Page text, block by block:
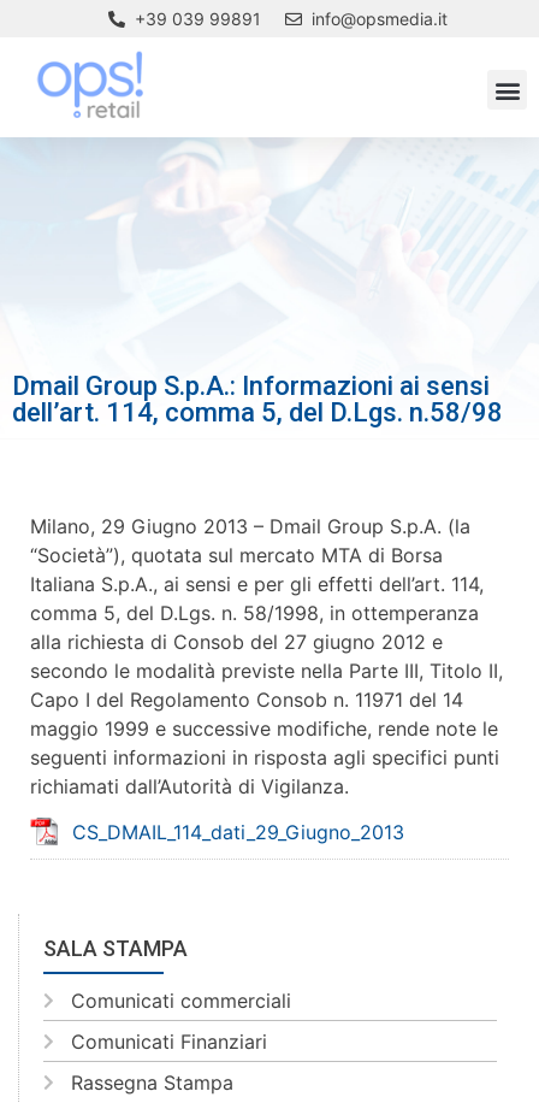
+39 039 99891 info@opsmedia.it
Dmail Group S.p.A.: Informazioni ai sensi
dell’art. 114, comma 5, del D.Lgs. n.58/98
Milano, 29 Giugno 2013 – Dmail Group S.p.A. (la
“Società”), quotata sul mercato MTA di Borsa
Italiana S.p.A., ai sensi e per gli effetti dell’art. 114,
comma 5, del D.Lgs. n. 58/1998, in ottemperanza
alla richiesta di Consob del 27 giugno 2012 e
secondo le modalità previste nella Parte III, Titolo II,
Capo I del Regolamento Consob n. 11971 del 14
maggio 1999 e successive modifiche, rende note le
seguenti informazioni in risposta agli specifici punti
richiamati dall’Autorità di Vigilanza.
CS_DMAIL_114_dati_29_Giugno_2013
SALA STAMPA
Comunicati commerciali
Comunicati Finanziari
Rassegna Stampa